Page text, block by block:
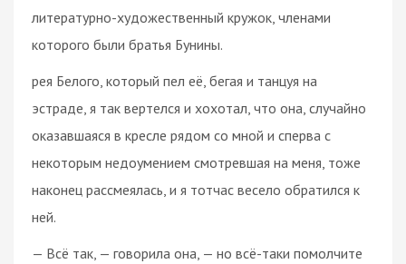
литературно-художественный кружок, членами
которого были братья Бунины.
рея Белого, который пел её, бегая и танцуя на
эстраде, я так вертелся и хохотал, что она, случайно
оказавшаяся в кресле рядом со мной и сперва с
некоторым недоумением смотревшая на меня, тоже
наконец рассмеялась, и я тотчас весело обратился к
ней.
— Всё так, — говорила она, — но всё-таки помолчите